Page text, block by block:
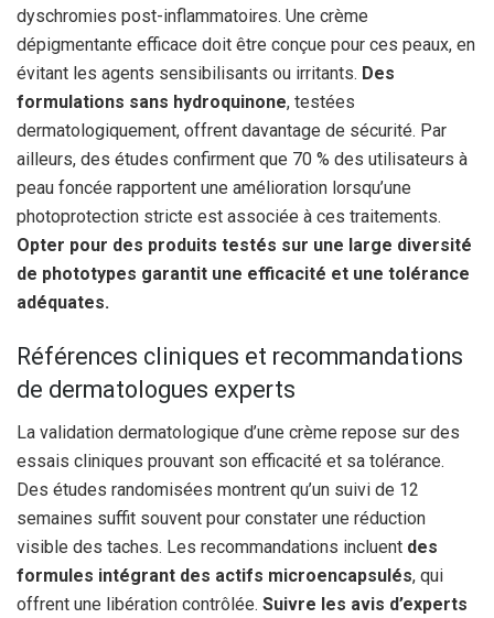
dyschromies post-inflammatoires. Une crème
dépigmentante efficace doit être conçue pour ces peaux, en
évitant les agents sensibilisants ou irritants. Des
formulations sans hydroquinone, testées
dermatologiquement, offrent davantage de sécurité. Par
ailleurs, des études confirment que 70 % des utilisateurs à
peau foncée rapportent une amélioration lorsqu’une
photoprotection stricte est associée à ces traitements.
Opter pour des produits testés sur une large diversité
de phototypes garantit une efficacité et une tolérance
adéquates.
Références cliniques et recommandations
de dermatologues experts
La validation dermatologique d’une crème repose sur des
essais cliniques prouvant son efficacité et sa tolérance.
Des études randomisées montrent qu’un suivi de 12
semaines suffit souvent pour constater une réduction
visible des taches. Les recommandations incluent des
formules intégrant des actifs microencapsulés, qui
offrent une libération contrôlée. Suivre les avis d’experts